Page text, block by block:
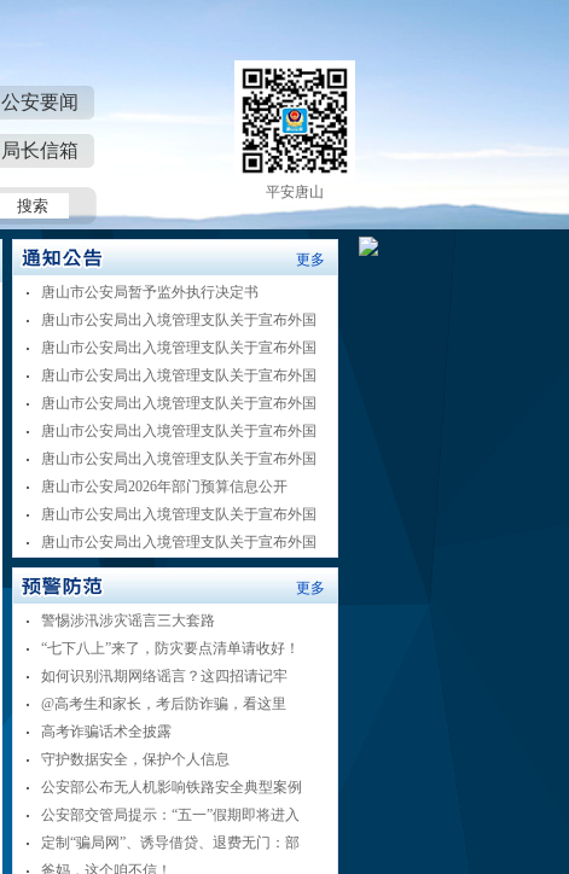
公安要闻
局长信箱
平安唐山
更多
唐山市公安局暂予监外执行决定书
唐山市公安局出入境管理支队关于宣布外国
唐山市公安局出入境管理支队关于宣布外国
唐山市公安局出入境管理支队关于宣布外国
唐山市公安局出入境管理支队关于宣布外国
唐山市公安局出入境管理支队关于宣布外国
唐山市公安局出入境管理支队关于宣布外国
唐山市公安局2026年部门预算信息公开
唐山市公安局出入境管理支队关于宣布外国
唐山市公安局出入境管理支队关于宣布外国
更多
警惕涉汛涉灾谣言三大套路
“七下八上”来了，防灾要点清单请收好！
如何识别汛期网络谣言？这四招请记牢
@高考生和家长，考后防诈骗，看这里
高考诈骗话术全披露
守护数据安全，保护个人信息
公安部公布无人机影响铁路安全典型案例
公安部交管局提示：“五一”假期即将进入
定制“骗局网”、诱导借贷、退费无门：部
爸妈，这个咱不信！